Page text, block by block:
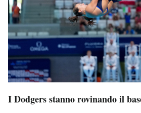
I Dodgers stanno rovinando il